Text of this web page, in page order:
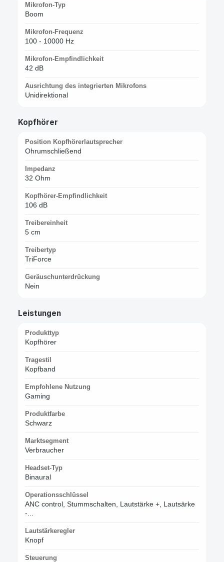
Mikrofon-Typ
Boom
Mikrofon-Frequenz
100 - 10000 Hz
Mikrofon-Empfindlichkeit
42 dB
Ausrichtung des integrierten Mikrofons
Unidirektional
Kopfhörer
Position Kopfhörerlautsprecher
Ohrumschließend
Impedanz
32 Ohm
Kopfhörer-Empfindlichkeit
106 dB
Treibereinheit
5 cm
Treibertyp
TriForce
Geräuschunterdrückung
Nein
Leistungen
Produkttyp
Kopfhörer
Tragestil
Kopfband
Empfohlene Nutzung
Gaming
Produktfarbe
Schwarz
Marktsegment
Verbraucher
Headset-Typ
Binaural
Operationsschlüssel
ANC control, Stummschalten, Lautstärke +, Lautsärke
-...
Lautstärkeregler
Knopf
Steuerung